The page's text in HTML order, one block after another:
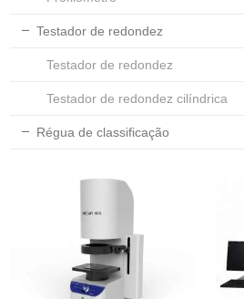
Testador de redondez
Testador de redondez
Testador de redondez cilíndrica
Régua de classificação